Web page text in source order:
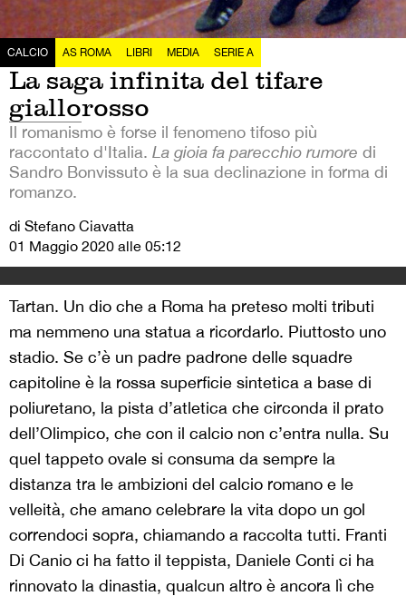
CALCIO AS ROMA LIBRI MEDIA SERIE A
La saga infinita del tifare
giallorosso
Il romanismo è forse il fenomeno tifoso più
raccontato d'Italia. La gioia fa parecchio rumore di
Sandro Bonvissuto è la sua declinazione in forma di
romanzo.
di Stefano Ciavatta
01 Maggio 2020 alle 05:12
Tartan. Un dio che a Roma ha preteso molti tributi
ma nemmeno una statua a ricordarlo. Piuttosto uno
stadio. Se c’è un padre padrone delle squadre
capitoline è la rossa superficie sintetica a base di
poliuretano, la pista d’atletica che circonda il prato
dell’Olimpico, che con il calcio non c’entra nulla. Su
quel tappeto ovale si consuma da sempre la
distanza tra le ambizioni del calcio romano e le
velleità, che amano celebrare la vita dopo un gol
correndoci sopra, chiamando a raccolta tutti. Franti
Di Canio ci ha fatto il teppista, Daniele Conti ci ha
rinnovato la dinastia, qualcun altro è ancora lì che